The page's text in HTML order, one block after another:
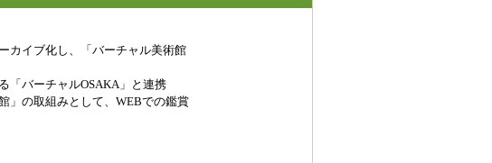
カイブ化し、「バーチャル美術館
「バーチャルOSAKA」と連携
」の取組みとして、WEBでの鑑賞